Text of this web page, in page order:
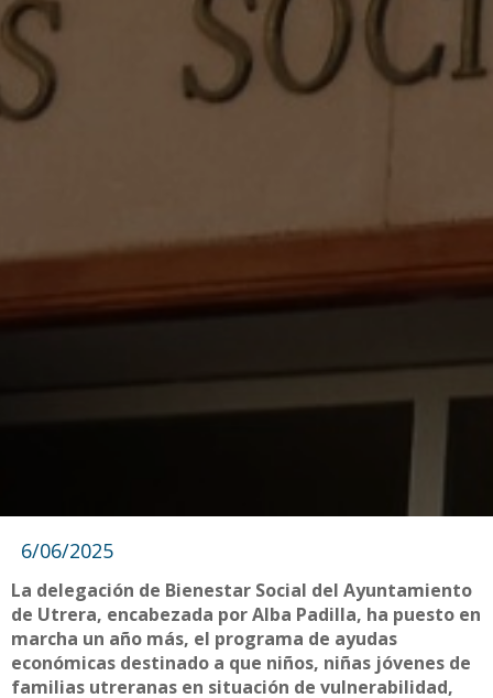
6/06/2025
La delegación de Bienestar Social del Ayuntamiento
de Utrera, encabezada por Alba Padilla, ha puesto en
marcha un año más, el programa de ayudas
económicas destinado a que niños, niñas jóvenes de
familias utreranas en situación de vulnerabilidad,